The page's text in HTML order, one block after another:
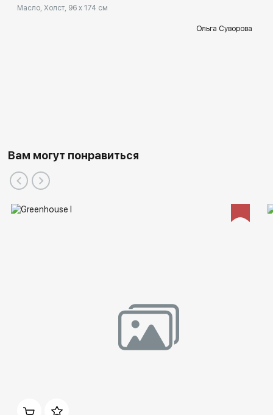
Масло, Холст, 96 x 174 см
Ольга Суворова
Вам могут понравиться